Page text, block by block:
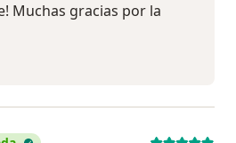
Muchas gracias por la